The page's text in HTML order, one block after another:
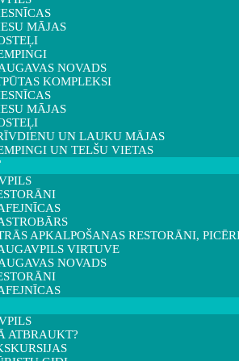
MĀJAS
NOVADS
KOMPLEKSI
MĀJAS
UN LAUKU MĀJAS
UN TELŠU VIETAS
APKALPOŠANAS RESTORĀNI,
VIRTUVE
NOVADS
ATBRAUKT?